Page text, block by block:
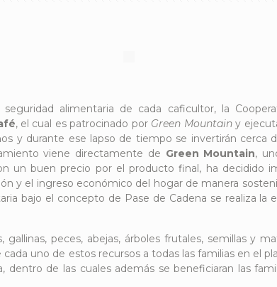
alimentaria de cada caficultor, la
, el cual es patrocinado por Green Mountainy
y durante ese lapso de tiempo se invertirán cerca
viene directamente de Green Mountain,
un buen precio por el producto final, ha decidido
y el ingreso económico del hogar de manera
bajo el concepto de Pase de Cadena se realiza la
gallinas, peces, abejas, árboles frutales, semillas y
uno de estos recursos a todas las familias en el
de las cuales además se beneficiaran las